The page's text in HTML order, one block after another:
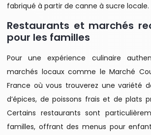
fabriqué à partir de canne à sucre locale.
Restaurants et marchés
pour les familles
Pour une expérience culinaire
marchés locaux comme le Marché
France où vous trouverez une variété
d’épices, de poissons frais et de plats
Certains restaurants sont
familles, offrant des menus pour